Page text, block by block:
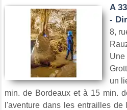
A
-
8,
un
min. de Bordeaux et à 15 min.
l'aventure dans les entrailles